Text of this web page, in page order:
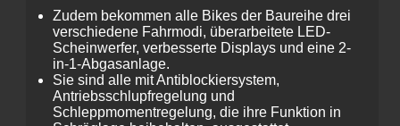
Zudem bekommen alle Bikes der Baureihe drei
verschiedene Fahrmodi, überarbeitete LED-
Scheinwerfer, verbesserte Displays und eine 2-
in-1-Abgasanlage.
Sie sind alle mit Antiblockiersystem,
Antriebsschlupfregelung und
Schleppmomentregelung, die ihre Funktion in